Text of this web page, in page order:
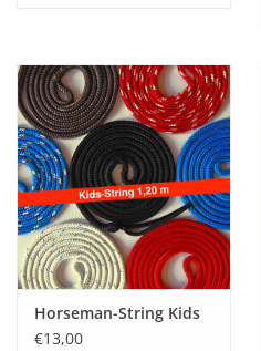
Horseman-String Kids
€13,00